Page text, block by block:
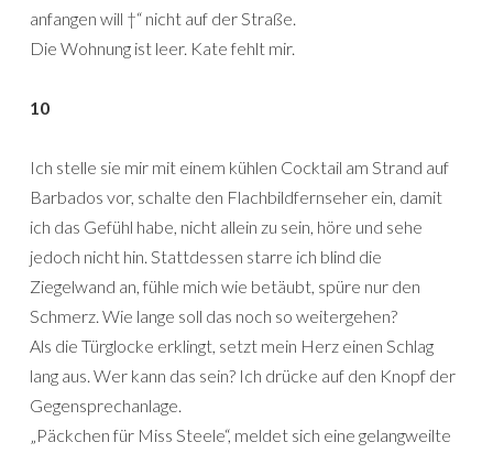
anfangen will †“ nicht auf der Straße.
Die Wohnung ist leer. Kate fehlt mir.
10
Ich stelle sie mir mit einem kühlen Cocktail am Strand auf
Barbados vor, schalte den Flachbildfernseher ein, damit
ich das Gefühl habe, nicht allein zu sein, höre und sehe
jedoch nicht hin. Stattdessen starre ich blind die
Ziegelwand an, fühle mich wie betäubt, spüre nur den
Schmerz. Wie lange soll das noch so weitergehen?
Als die Türglocke erklingt, setzt mein Herz einen Schlag
lang aus. Wer kann das sein? Ich drücke auf den Knopf der
Gegensprechanlage.
„Päckchen für Miss Steele“, meldet sich eine gelangweilte